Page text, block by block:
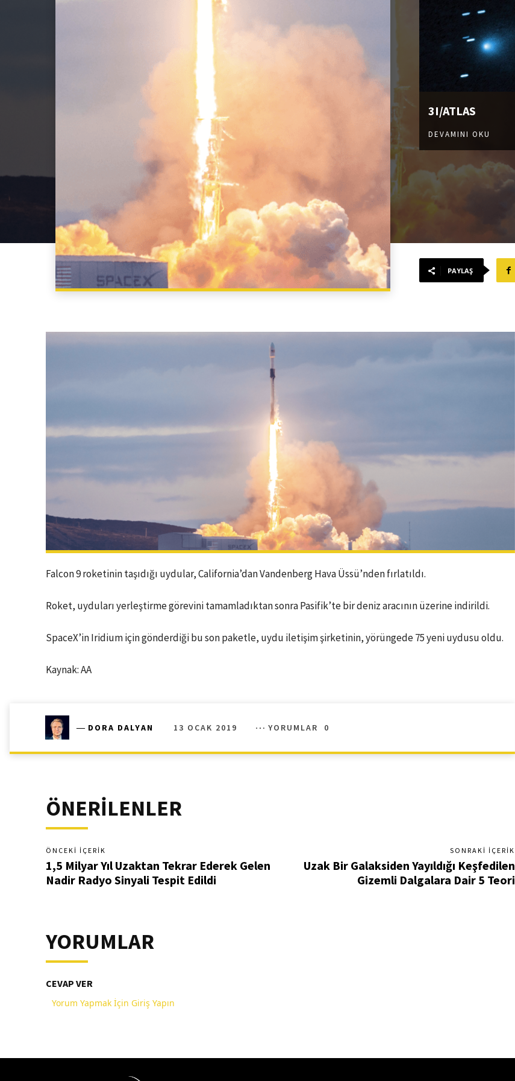
3I/ATLAS
DEVAMINI OKU
PAYLAŞ
Falcon 9 roketinin taşıdığı uydular, California’dan Vandenberg Hava Üssü’nden fırlatıldı.
Roket, uyduları yerleştirme görevini tamamladıktan sonra Pasifik’te bir deniz aracının üzerine indirildi.
SpaceX’in Iridium için gönderdiği bu son paketle, uydu iletişim şirketinin, yörüngede 75 yeni uydusu oldu.
Kaynak: AA
― DORA DALYAN 13 OCAK 2019 YORUMLAR 0
ÖNERİLENLER
ÖNCEKI İÇERIK
1,5 Milyar Yıl Uzaktan Tekrar Ederek Gelen
Nadir Radyo Sinyali Tespit Edildi
SONRAKI İÇERIK
Uzak Bir Galaksiden Yayıldığı Keşfedilen
Gizemli Dalgalara Dair 5 Teori
YORUMLAR
CEVAP VER
Yorum Yapmak İçin Giriş Yapın